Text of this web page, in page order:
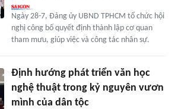
Ngày 28-7, Đảng ủy UBND TPHCM tổ chức hội
nghị công bố quyết định thành lập cơ quan
tham mưu, giúp việc và công tác nhân sự.
Định hướng phát triển văn học
nghệ thuật trong kỷ nguyên vươn
mình của dân tộc